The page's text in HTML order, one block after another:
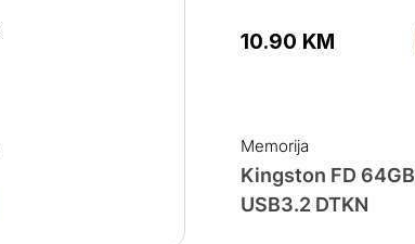
10.90 KM
Memorija
Kingston FD 64GB
USB3.2 DTKN